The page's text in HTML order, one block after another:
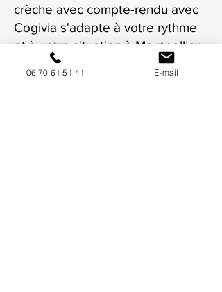
crèche avec compte-rendu avec
Cogivia s'adapte à votre rythme
et à votre situation à Montpellier.
06 70 61 51 41 E-mail